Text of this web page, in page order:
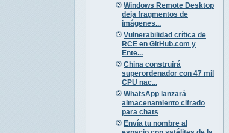
Windows Remote Desktop
deja fragmentos de
imágenes...
Vulnerabilidad crítica de
RCE en GitHub.com y
Ente...
China construirá
superordenador con 47 mil
CPU nac...
WhatsApp lanzará
almacenamiento cifrado
para chats
Envía tu nombre al